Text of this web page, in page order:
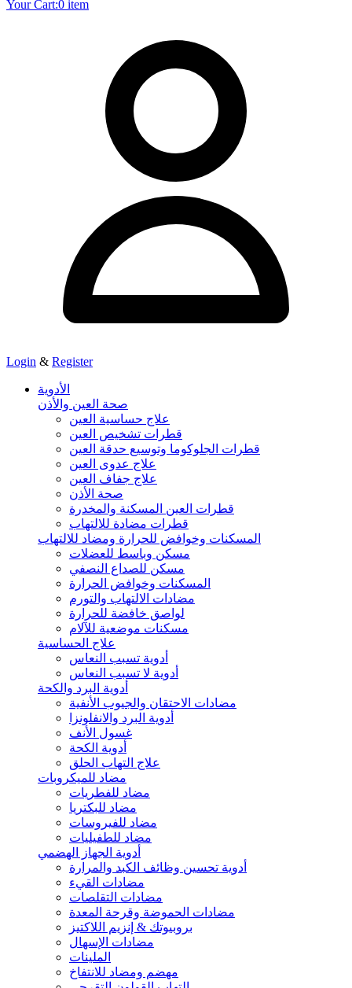
Your Cart:0 item
Login & Register
الأدوية
صحة العين والأذن
علاج حساسية العين
قطرات تشخيص العين
قطرات الجلوكوما وتوسيع حدقة العين
علاج عدوى العين
علاج جفاف العين
صحة الأذن
قطرات العين المسكنة والمخدرة
قطرات مضادة للالتهاب
المسكنات وخوافض للحرارة ومضاد للالتهاب
مسكن وباسط للعضلات
مسكن للصداع النصفي
المسكنات وخوافض الحرارة
مضادات الالتهاب والتورم
لواصق خافضة للحرارة
مسكنات موضعية للآلام
علاج الحساسية
أدوية تسبب النعاس
أدوية لا تسبب النعاس
أدوية البرد والكحة
مضادات الاحتقان والجيوب الأنفية
أدوية البرد والانفلونزا
غسول الأنف
أدوية الكحة
علاج التهاب الحلق
مضاد للميكروبات
مضاد للفطريات
مضاد للبكتريا
مضاد للفيروسات
مضاد للطفيليات
أدوية الجهاز الهضمي
أدوية تحسين وظائف الكبد والمرارة
مضادات القيء
مضادات التقلصات
مضادات الحموضة وقرحة المعدة
بروبيوتك & إنزيم اللاكتيز
مضادات الإسهال
الملينات
مهضم ومضاد للانتفاخ